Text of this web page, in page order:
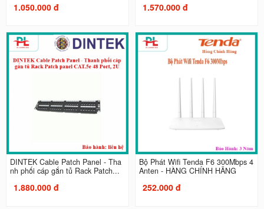
1.050.000 đ 1.570.000 đ
DINTEK Cable Patch Panel - Tha
nh phối cáp gắn tủ Rack Patch...
1.880.000 đ
Bộ Phát Wifi Tenda F6 300Mbps 4
Anten - HÀNG CHÍNH HÃNG
252.000 đ